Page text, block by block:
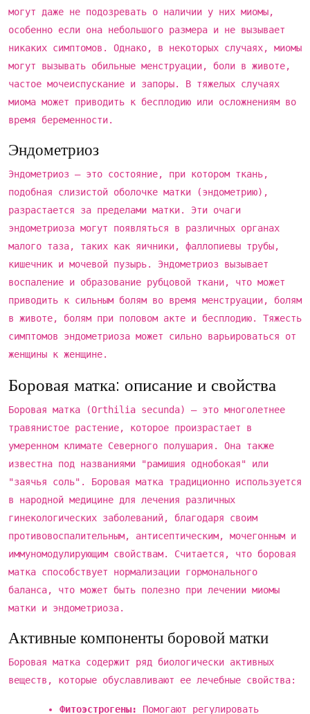
могут даже не подозревать о наличии у них миомы,
особенно если она небольшого размера и не вызывает
никаких симптомов. Однако, в некоторых случаях, миомы
могут вызывать обильные менструации, боли в животе,
частое мочеиспускание и запоры. В тяжелых случаях
миома может приводить к бесплодию или осложнениям во
время беременности.
Эндометриоз
Эндометриоз – это состояние, при котором ткань,
подобная слизистой оболочке матки (эндометрию),
разрастается за пределами матки. Эти очаги
эндометриоза могут появляться в различных органах
малого таза, таких как яичники, фаллопиевы трубы,
кишечник и мочевой пузырь. Эндометриоз вызывает
воспаление и образование рубцовой ткани, что может
приводить к сильным болям во время менструации, болям
в животе, болям при половом акте и бесплодию. Тяжесть
симптомов эндометриоза может сильно варьироваться от
женщины к женщине.
Боровая матка: описание и свойства
Боровая матка (Orthilia secunda) – это многолетнее
травянистое растение, которое произрастает в
умеренном климате Северного полушария. Она также
известна под названиями "рамишия однобокая" или
"заячья соль". Боровая матка традиционно используется
в народной медицине для лечения различных
гинекологических заболеваний, благодаря своим
противовоспалительным, антисептическим, мочегонным и
иммуномодулирующим свойствам. Считается, что боровая
матка способствует нормализации гормонального
баланса, что может быть полезно при лечении миомы
матки и эндометриоза.
Активные компоненты боровой матки
Боровая матка содержит ряд биологически активных
веществ, которые обуславливают ее лечебные свойства:
Фитоэстрогены: Помогают регулировать